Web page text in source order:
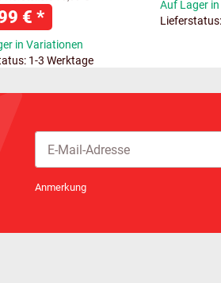
€ *
in Variationen
1-3 Werktage
Auf Lager
Anmerkung